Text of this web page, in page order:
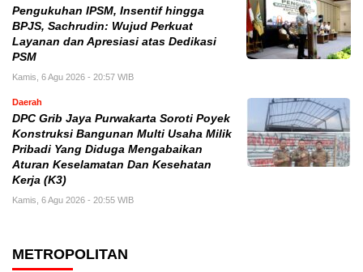
Pengukuhan IPSM, Insentif hingga
BPJS, Sachrudin: Wujud Perkuat
Layanan dan Apresiasi atas Dedikasi
PSM
Kamis, 6 Agu 2026 - 20:57 WIB
Daerah
DPC Grib Jaya Purwakarta Soroti Poyek
Konstruksi Bangunan Multi Usaha Milik
Pribadi Yang Diduga Mengabaikan
Aturan Keselamatan Dan Kesehatan
Kerja (K3)
Kamis, 6 Agu 2026 - 20:55 WIB
METROPOLITAN